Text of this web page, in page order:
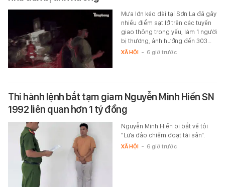
Mưa lớn kéo dài tại Sơn La đã gây
nhiều điểm sạt lở trên các tuyến
giao thông trọng yếu, làm 1 người
bị thương, ảnh hưởng đến 303…
XÃ HỘI - 6 giờ trước
Thi hành lệnh bắt tạm giam Nguyễn Minh Hiền SN
1992 liên quan hơn 1 tỷ đồng
Nguyễn Minh Hiền bị bắt về tội
"Lừa đảo chiếm đoạt tài sản".
XÃ HỘI - 6 giờ trước